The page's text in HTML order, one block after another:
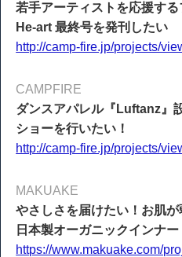
若手アーティストを応援す
He-art 最終号を発刊したい
http://camp-fire.jp/projects/
CAMPFIRE
ダンスアパレル『Luftanz』
ショーを行いたい！
http://camp-fire.jp/projects/
MAKUAKE
やさしさを届けたい！お肌
日本製オーガニックインナー
https://www.makuake.com/